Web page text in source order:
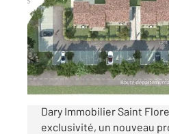
Ref : 764
Appartement T2 à
150 000
OFFRE DE LANCEMENT
Dary Immobilier Saint
exclusivité, un nouveau